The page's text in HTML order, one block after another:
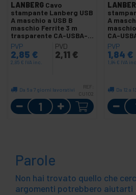
LANBERG Cavo
stampante Lanberg USB
A maschio a USB B
maschio Ferrite 3 m
trasparente CA-USBA-
12CC-0030-TR
PVP
2,85 €
2,85 € IVA inc.
PVD
2,11 €
Da 6 a 7 giorni lavorativi
REF:
CU102
Quantità
A
CA-
PVP
1,84 €
1,84 € IVA inc.
Da 12 a
Parole
Non hai trovato quello che
argomenti potrebbero aiutarti